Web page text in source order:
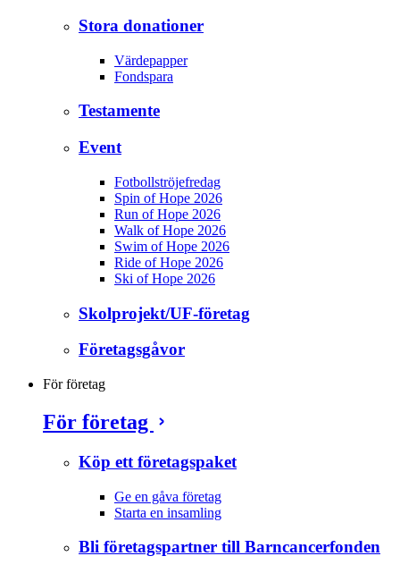
Stora donationer
Värdepapper
Fondspara
Testamente
Event
Fotbollströjefredag
Spin of Hope 2026
Run of Hope 2026
Walk of Hope 2026
Swim of Hope 2026
Ride of Hope 2026
Ski of Hope 2026
Skolprojekt/UF-företag
Företagsgåvor
För företag
För företag
Köp ett företagspaket
Ge en gåva företag
Starta en insamling
Bli företagspartner till Barncancerfonden